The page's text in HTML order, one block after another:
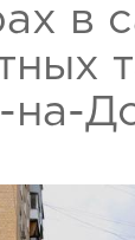
в
на-